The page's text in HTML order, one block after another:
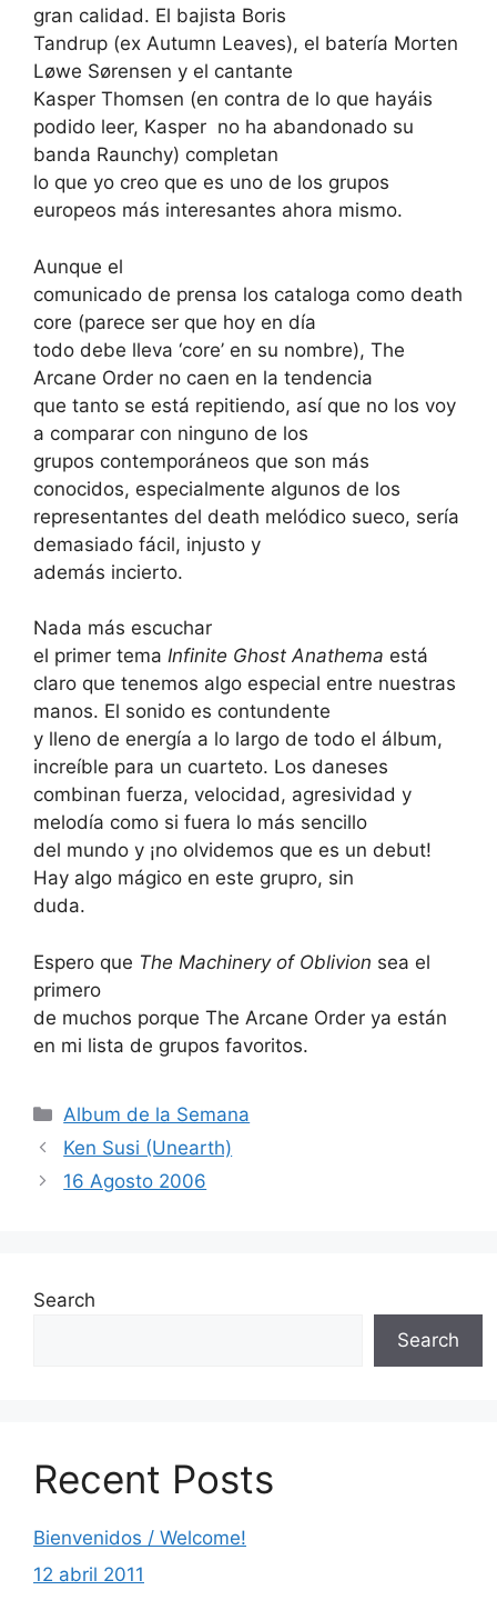
gran calidad. El bajista Boris
Tandrup (ex Autumn Leaves), el batería Morten
Løwe Sørensen y el cantante
Kasper Thomsen (en contra de lo que hayáis
podido leer, Kasper no ha abandonado su
banda Raunchy) completan
lo que yo creo que es uno de los grupos
europeos más interesantes ahora mismo.
Aunque el
comunicado de prensa los cataloga como death
core (parece ser que hoy en día
todo debe lleva ‘core’ en su nombre), The
Arcane Order no caen en la tendencia
que tanto se está repitiendo, así que no los voy
a comparar con ninguno de los
grupos contemporáneos que son más
conocidos, especialmente algunos de los
representantes del death melódico sueco, sería
demasiado fácil, injusto y
además incierto.
Nada más escuchar
el primer tema Infinite Ghost Anathema está
claro que tenemos algo especial entre nuestras
manos. El sonido es contundente
y lleno de energía a lo largo de todo el álbum,
increíble para un cuarteto. Los daneses
combinan fuerza, velocidad, agresividad y
melodía como si fuera lo más sencillo
del mundo y ¡no olvidemos que es un debut!
Hay algo mágico en este grupro, sin
duda.
Espero que The Machinery of Oblivion sea el
primero
de muchos porque The Arcane Order ya están
en mi lista de grupos favoritos.
Categories
Album de la Semana
Ken Susi (Unearth)
16 Agosto 2006
Search
Search
Recent Posts
Bienvenidos / Welcome!
12 abril 2011